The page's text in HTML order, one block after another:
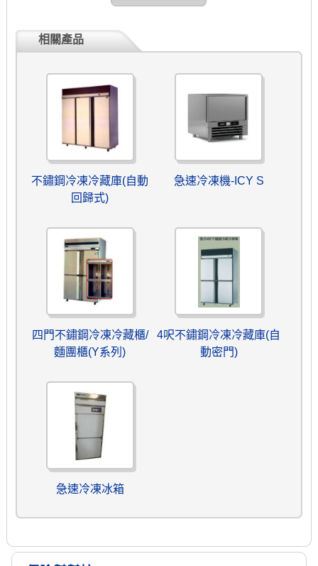
相關產品
不鏽鋼冷凍冷藏庫(自動
回歸式)
急速冷凍機-ICY S
四門不鏽鋼冷凍冷藏櫃/
麵團櫃(Y系列)
4呎不鏽鋼冷凍冷藏庫(自
動密門)
急速冷凍冰箱